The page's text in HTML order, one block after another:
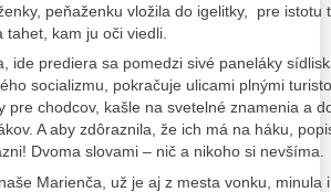
peňaženku vložila do igelitky, pre istotu
tahet, kam ju oči viedli.
ide prediera sa pomedzi sivé paneláky
socializmu, pokračuje ulicami plnými
pre chodcov, kašle na svetelné znamenia a
A aby zdôraznila, že ich má na háku,
Dvoma slovami – nič a nikoho si nevšíma.
Marienča, už je aj z mesta vonku, minula